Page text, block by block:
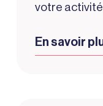
votre activité
En savoir